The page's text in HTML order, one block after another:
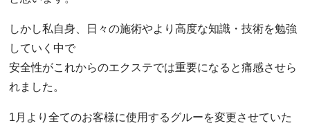
しかし私自身、日々の施術やより高度な知識・技術を勉強
していく中で
安全性がこれからのエクステでは重要になると痛感させら
れました。
1月より全てのお客様に使用するグルーを変更させていた